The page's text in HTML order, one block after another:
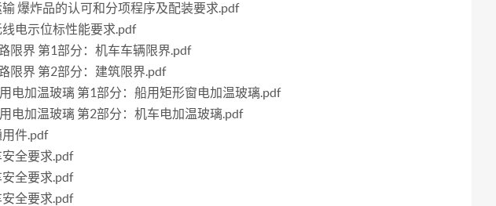
爆炸品的认可和分项程序及配装要求.pdf
电示位标性能要求.pdf
限界 第1部分：机车车辆限界.pdf
限界 第2部分：建筑限界.pdf
电加温玻璃 第1部分：船用矩形窗电加温玻璃.pdf
电加温玻璃 第2部分：机车电加温玻璃.pdf
件.pdf
全要求.pdf
全要求.pdf
全要求.pdf